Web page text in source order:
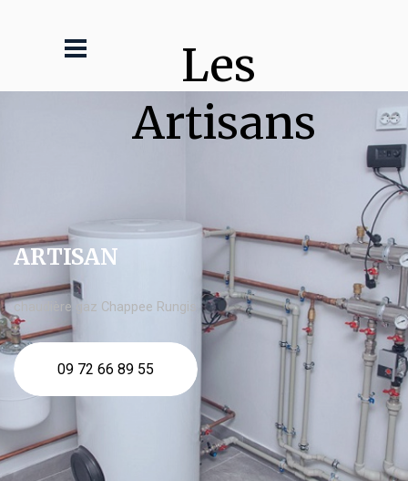
Les
Artisans
ARTISAN
chaudière gaz Chappee Rungis
09 72 66 89 55